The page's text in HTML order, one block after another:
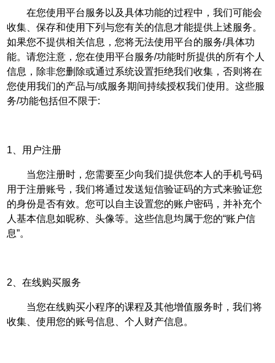
在您使用平台服务以及具体功能的过程中，我们可能会
收集、保存和使用下列与您有关的信息才能提供上述服务。
如果您不提供相关信息，您将无法使用平台的服务/具体功
能。请您注意，您在使用平台服务/功能时所提供的所有个人
信息，除非您删除或通过系统设置拒绝我们收集，否则将在
您使用我们的产品与/或服务期间持续授权我们使用。这些服
务/功能包括但不限于:
1、用户注册
当您注册时，您需要至少向我们提供您本人的手机号码
用于注册账号，我们将通过发送短信验证码的方式来验证您
的身份是否有效。您可以自主设置您的账户密码，并补充个
人基本信息如昵称、头像等。这些信息均属于您的“账户信
息”。
2、在线购买服务
当您在线购买小程序的课程及其他增值服务时，我们将
收集、使用您的账号信息、个人财产信息。